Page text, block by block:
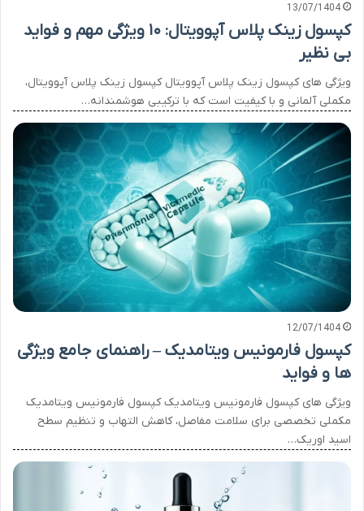
13/07/1404
کپسول زینک پلاس آپوویتال: ۱۰ ویژگی مهم و فواید
بی نظیر
ویژگی های کپسول زینک پلاس آپوویتال کپسول زینک پلاس آپوویتال،
مکملی آلمانی و با کیفیت است که با ترکیبی هوشمندانه…
12/07/1404
کپسول فارمونیس ویتامدیک – راهنمای جامع ویژگی
ها و فواید
ویژگی های کپسول فارمونیس ویتامدیک کپسول فارمونیس ویتامدیک
مکملی تخصصی برای سلامت مفاصل، کاهش التهاب و تنظیم سطح
اسید اوریک…